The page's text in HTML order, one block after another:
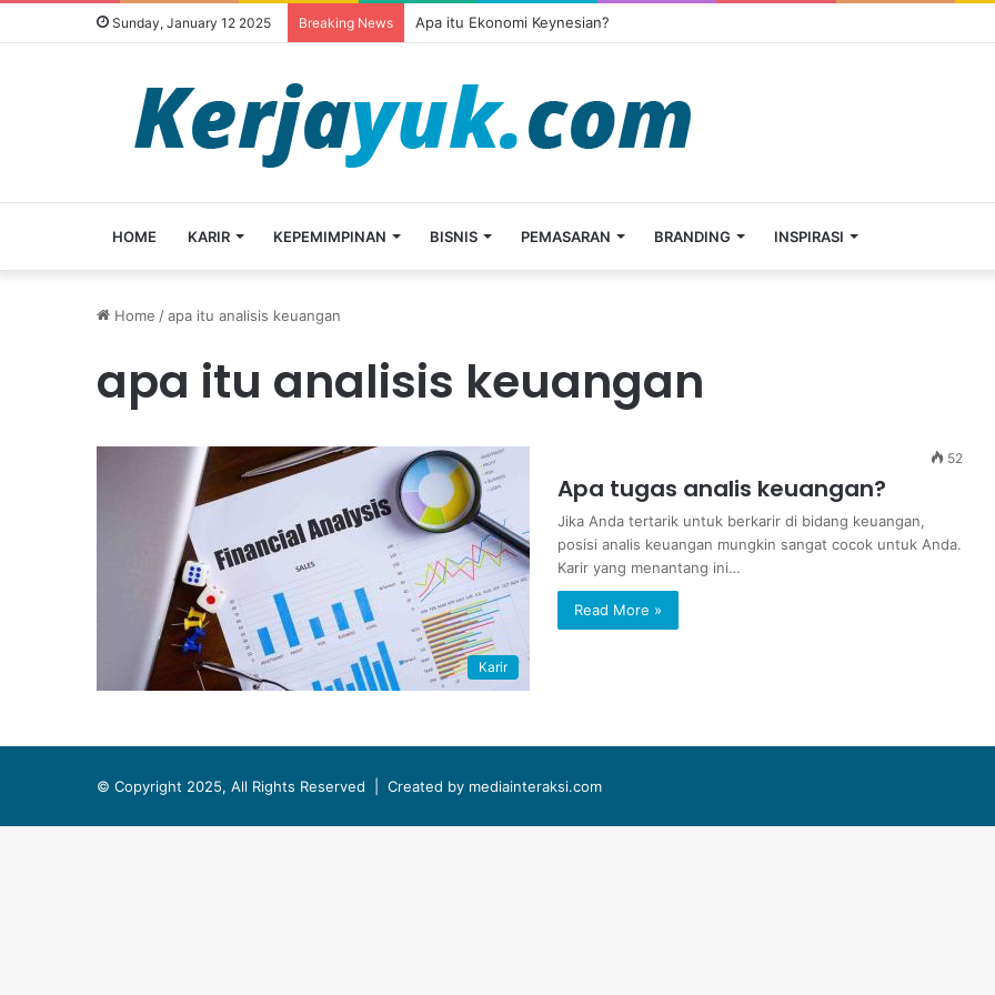
Sunday, January 12 2025 Breaking News Apa itu Ekonomi Keynesian?
HOME KARIR KEPEMIMPINAN BISNIS PEMASARAN BRANDING INSPIRASI
Home /apa itu analisis keuangan
apa itu analisis keuangan
Karir
52
Apa tugas analis keuangan?
Jika Anda tertarik untuk berkarir di bidang keuangan,
posisi analis keuangan mungkin sangat cocok untuk Anda.
Karir yang menantang ini…
Read More »
© Copyright 2025, All Rights Reserved | Created by mediainteraksi.com